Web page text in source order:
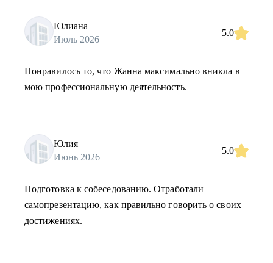
Юлиана
Июль 2026
5.0
Понравилось то, что Жанна максимально вникла в
мою профессиональную деятельность.
Юлия
Июнь 2026
5.0
Подготовка к собеседованию. Отработали
самопрезентацию, как правильно говорить о своих
достижениях.